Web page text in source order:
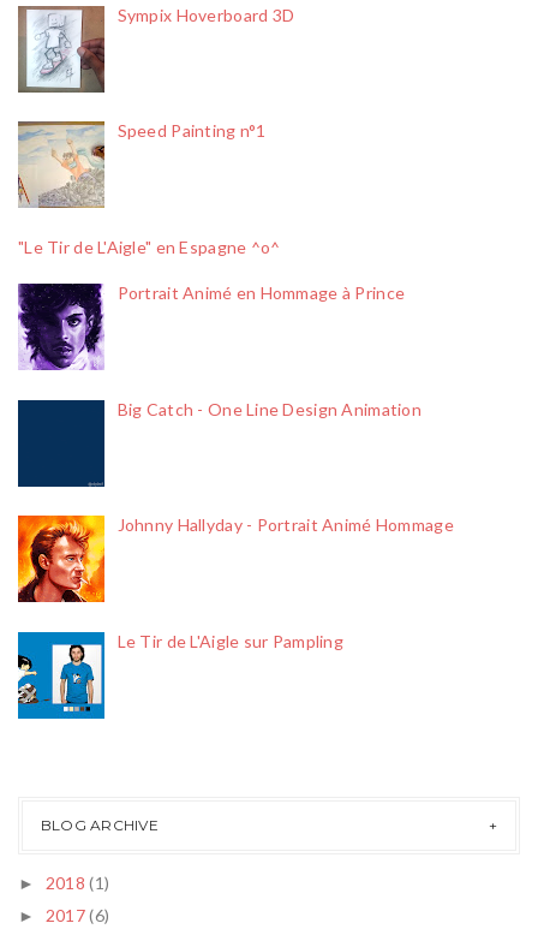
Sympix Hoverboard 3D
Speed Painting n°1
"Le Tir de L'Aigle" en Espagne ^o^
Portrait Animé en Hommage à Prince
Big Catch - One Line Design Animation
Johnny Hallyday - Portrait Animé Hommage
Le Tir de L'Aigle sur Pampling
BLOG ARCHIVE
► 2018 (1)
► 2017(6)